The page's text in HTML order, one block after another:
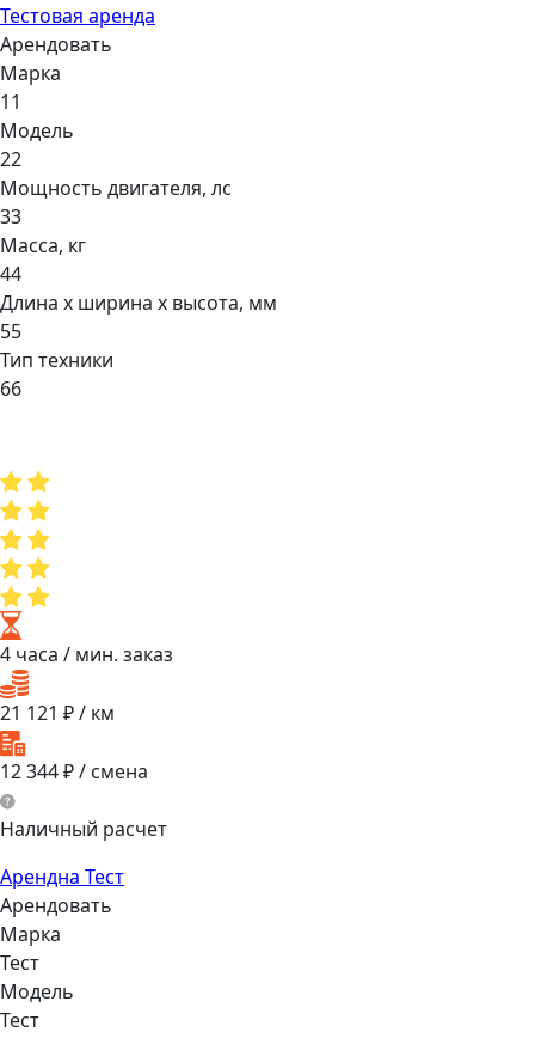
Тестовая аренда
Арендовать
Марка
11
Модель
22
Мощнocть двигaтеля, лс
33
Масса, кг
44
Длина х ширина х высота, мм
55
Тип техники
66
4 часа / мин. заказ
21 121 ₽ / км
12 344₽ / смена
Наличный расчет
Арендна Тест
Арендовать
Марка
Тест
Модель
Тест